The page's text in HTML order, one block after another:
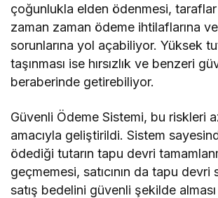
çoğunlukla elden ödenmesi, taraflar
zaman zaman ödeme ihtilaflarına
sorunlarına yol açabiliyor. Yüksek
taşınması ise hırsızlık ve benzeri
beraberinde getirebiliyor.
Güvenli Ödeme Sistemi, bu riskleri
amacıyla geliştirildi. Sistem
ödediği tutarın tapu devri
geçmemesi, satıcının da tapu devri
satış bedelini güvenli şekilde